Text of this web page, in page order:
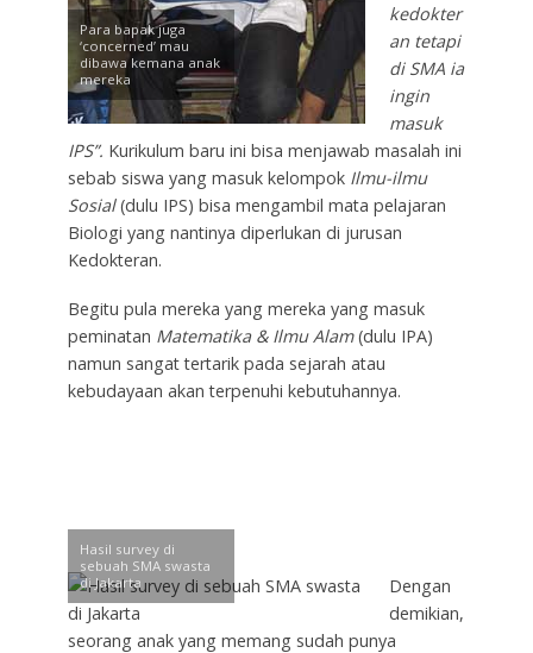
Para bapak juga
‘concerned’ mau
dibawa kemana anak
mereka
kedokter
an tetapi
di SMA ia
ingin
masuk
IPS”. Kurikulum baru ini bisa menjawab masalah ini
sebab siswa yang masuk kelompok Ilmu-ilmu
Sosial(dulu IPS) bisa mengambil mata pelajaran
Biologi yang nantinya diperlukan di jurusan
Kedokteran.
Begitu pula mereka yang mereka yang masuk
peminatan Matematika & Ilmu Alam(dulu IPA)
namun sangat tertarik pada sejarah atau
kebudayaan akan terpenuhi kebutuhannya.
Hasil survey di
sebuah SMA swasta
di Jakarta
Dengan
demikian,
seorang anak yang memang sudah punya